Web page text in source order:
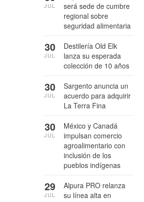
será sede de cumbre
regional sobre
seguridad alimentaria
JUL
Destilería Old Elk
lanza su esperada
colección de 10 años
30
JUL
Sargento anuncia un
acuerdo para adquirir
La Terra Fina
30
JUL
México y Canadá
impulsan comercio
agroalimentario con
inclusión de los
pueblos indígenas
30
JUL
Alpura PRO relanza
su línea alta en
29
JUL